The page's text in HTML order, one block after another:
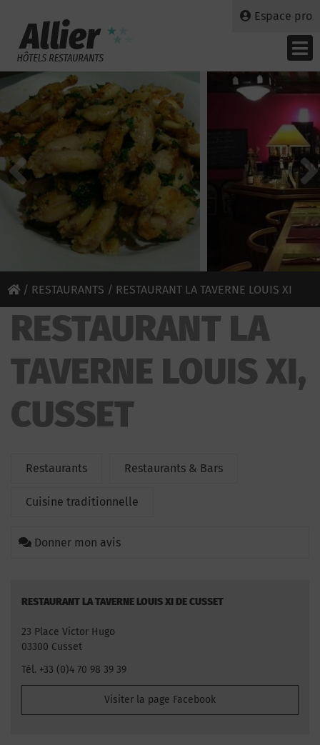
Espace pro
/ RESTAURANTS / RESTAURANT LA TAVERNE LOUIS XI
RESTAURANT LA
TAVERNE LOUIS XI,
CUSSET
Restaurants Restaurants & Bars
Cuisine traditionnelle
Donner mon avis
RESTAURANT LA TAVERNE LOUIS XI DE CUSSET
23 Place Victor Hugo
03300 Cusset
Tél. +33 (0)4 70 98 39 39
Visiter la page Facebook